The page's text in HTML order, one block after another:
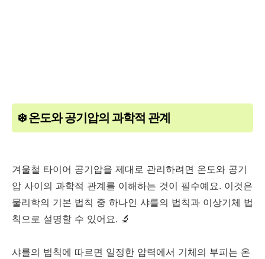
❄️ 온도와 공기압의 과학적 관계
겨울철 타이어 공기압을 제대로 관리하려면 온도와 공기
압 사이의 과학적 관계를 이해하는 것이 필수예요. 이것은
물리학의 기본 법칙 중 하나인 샤를의 법칙과 이상기체 법
칙으로 설명할 수 있어요. 🔬
샤를의 법칙에 따르면 일정한 압력에서 기체의 부피는 온